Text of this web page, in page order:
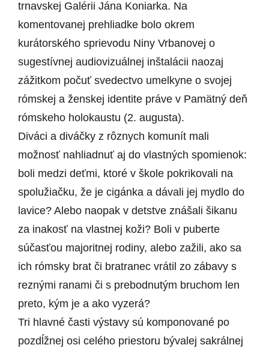
trnavskej Galérii Jána Koniarka. Na
komentovanej prehliadke bolo okrem
kurátorského sprievodu Niny Vrbanovej o
sugestívnej audiovizuálnej inštalácii naozaj
zážitkom počuť svedectvo umelkyne o svojej
rómskej a ženskej identite práve v Pamätný deň
rómskeho holokaustu (2. augusta).
Diváci a diváčky z rôznych komunít mali
možnosť nahliadnuť aj do vlastných spomienok:
boli medzi deťmi, ktoré v škole pokrikovali na
spolužiačku, že je cigánka a dávali jej mydlo do
lavice? Alebo naopak v detstve znášali šikanu
za inakosť na vlastnej koži? Boli v puberte
súčasťou majoritnej rodiny, alebo zažili, ako sa
ich rómsky brat či bratranec vrátil zo zábavy s
reznými ranami či s prebodnutým bruchom len
preto, kým je a ako vyzerá?
Tri hlavné časti výstavy sú komponované po
pozdĺžnej osi celého priestoru bývalej sakrálnej